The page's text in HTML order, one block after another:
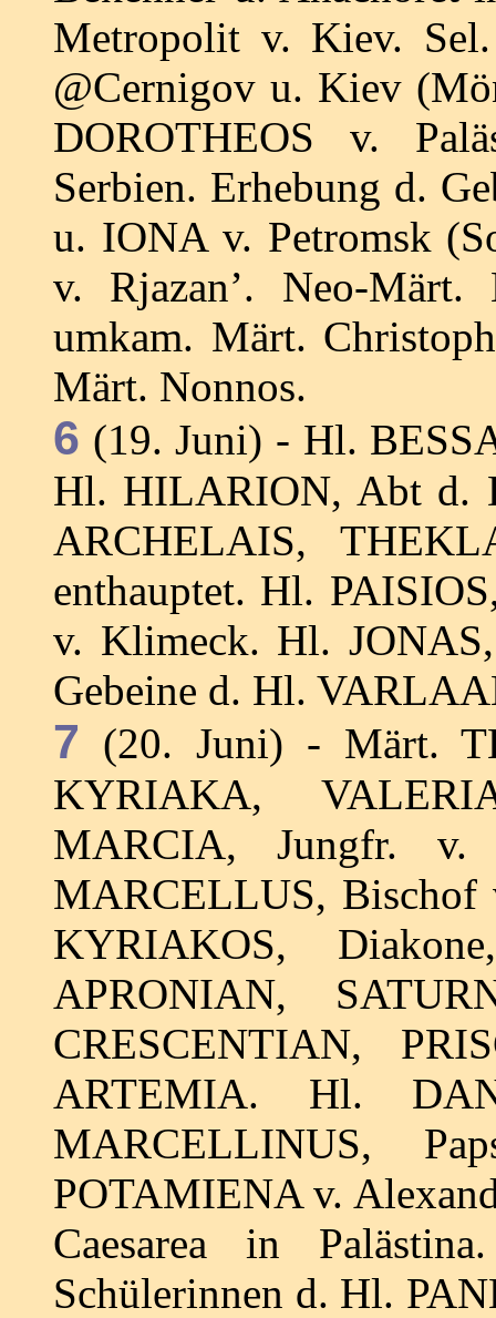
Metropolit v. Kiev.
@Cernigov u. Kiev
DOROTHEOS v.
Serbien. Erhebung d.
u. IONA v. Petromsk
v. Rjazan’. Neo-
umkam. Märt.
Märt. Nonnos.
6 (19. Juni) - Hl.
Hl. HILARION, Abt d.
ARCHELAIS,
enthauptet. Hl.
v. Klimeck. Hl.
Gebeine d. Hl.
7 (20. Juni) - Märt.
KYRIAKA,
MARCIA, Jungfr. v.
MARCELLUS,
KYRIAKOS,
APRONIAN,
CRESCENTIAN,
ARTEMIA. Hl.
MARCELLINUS,
POTAMIENA v.
Caesarea in
Schülerinnen d. Hl.